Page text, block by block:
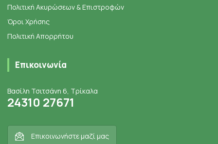
Πολιτική Ακυρώσεων & Επιστροφών
Όροι Χρήσης
Πολιτική Απορρήτου
Επικοινωνία
Βασίλη Τσιτσάνη 6, Τρίκαλα
24310 27671
Επικοινωνήστε μαζί μας